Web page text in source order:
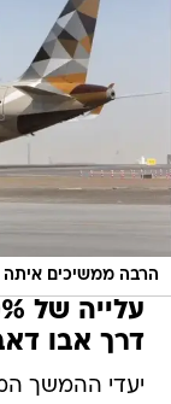
הרבה ממשיכים איתה
דרך אבו
יעדי ההמשך